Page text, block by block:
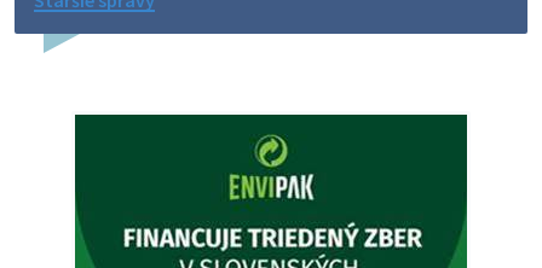
Dovolenka - MUDr. Marián Sivoň
budeZATVORENÁ z dôvodu čerpania dovolenky. Akútne
prípady bude riešiť MUDr.Fisch…
Zajtrajší zvoz odpadu